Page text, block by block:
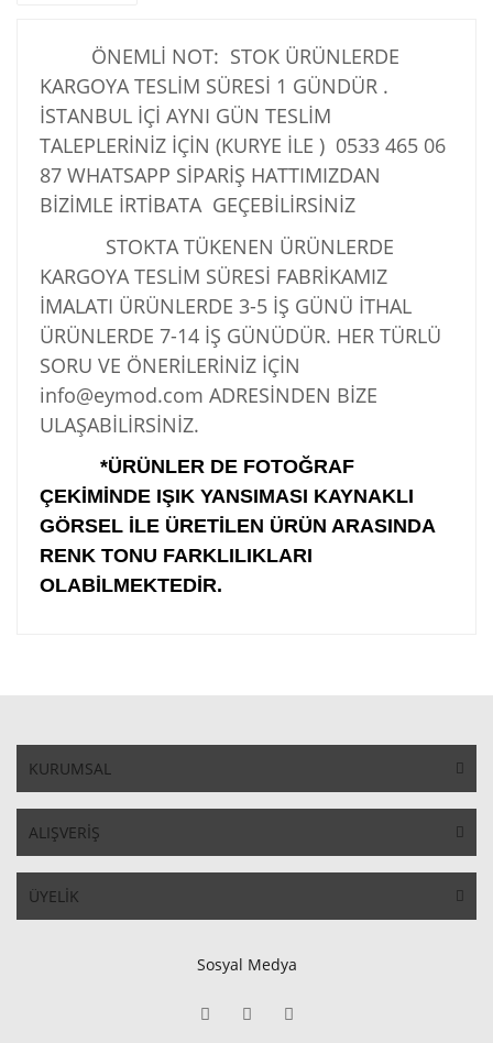
ÖNEMLİ NOT: STOK ÜRÜNLERDE
KARGOYA TESLİM SÜRESİ 1 GÜNDÜR .
İSTANBUL İÇİ AYNI GÜN TESLİM
TALEPLERİNİZ İÇİN (KURYE İLE ) 0533 465 06
87 WHATSAPP SİPARİŞ HATTIMIZDAN
BİZİMLE İRTİBATA GEÇEBİLİRSİNİZ
STOKTA TÜKENEN ÜRÜNLERDE
KARGOYA TESLİM SÜRESİ FABRİKAMIZ
İMALATI ÜRÜNLERDE 3-5 İŞ GÜNÜ İTHAL
ÜRÜNLERDE 7-14 İŞ GÜNÜDÜR. HER TÜRLÜ
SORU VE ÖNERİLERİNİZ İÇİN
info@eymod.com ADRESİNDEN BİZE
ULAŞABİLİRSİNİZ.
*ÜRÜNLER DE FOTOĞRAF
ÇEKİMİNDE IŞIK YANSIMASI KAYNAKLI
GÖRSEL İLE ÜRETİLEN ÜRÜN ARASINDA
RENK TONU FARKLILIKLARI
OLABİLMEKTEDİR.
KURUMSAL
ALIŞVERİŞ
ÜYELİK
Sosyal Medya